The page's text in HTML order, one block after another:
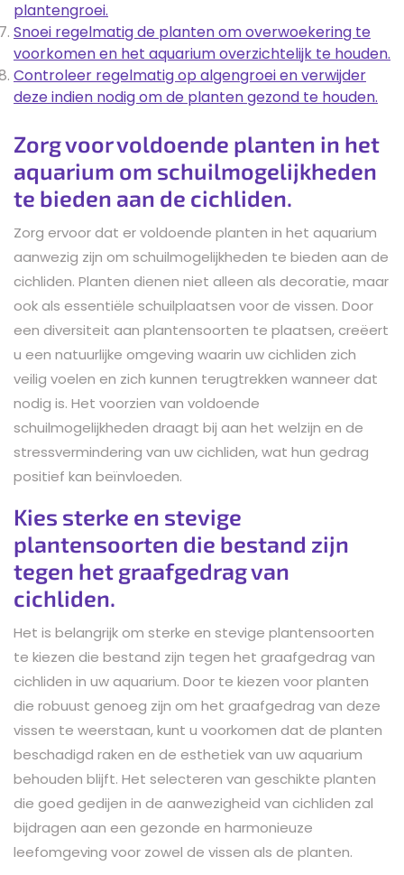
plantengroei.
Snoei regelmatig de planten om overwoekering te
voorkomen en het aquarium overzichtelijk te houden.
Controleer regelmatig op algengroei en verwijder
deze indien nodig om de planten gezond te houden.
Zorg voor voldoende planten in het
aquarium om schuilmogelijkheden
te bieden aan de cichliden.
Zorg ervoor dat er voldoende planten in het aquarium
aanwezig zijn om schuilmogelijkheden te bieden aan de
cichliden. Planten dienen niet alleen als decoratie, maar
ook als essentiële schuilplaatsen voor de vissen. Door
een diversiteit aan plantensoorten te plaatsen, creëert
u een natuurlijke omgeving waarin uw cichliden zich
veilig voelen en zich kunnen terugtrekken wanneer dat
nodig is. Het voorzien van voldoende
schuilmogelijkheden draagt bij aan het welzijn en de
stressvermindering van uw cichliden, wat hun gedrag
positief kan beïnvloeden.
Kies sterke en stevige
plantensoorten die bestand zijn
tegen het graafgedrag van
cichliden.
Het is belangrijk om sterke en stevige plantensoorten
te kiezen die bestand zijn tegen het graafgedrag van
cichliden in uw aquarium. Door te kiezen voor planten
die robuust genoeg zijn om het graafgedrag van deze
vissen te weerstaan, kunt u voorkomen dat de planten
beschadigd raken en de esthetiek van uw aquarium
behouden blijft. Het selecteren van geschikte planten
die goed gedijen in de aanwezigheid van cichliden zal
bijdragen aan een gezonde en harmonieuze
leefomgeving voor zowel de vissen als de planten.